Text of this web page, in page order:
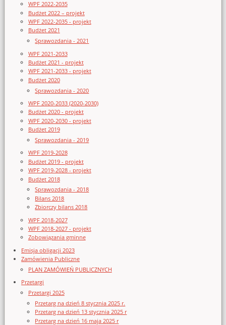
WPF 2022-2035
Budżet 2022 – projekt
WPF 2022-2035 - projekt
Budżet 2021
Sprawozdania - 2021
WPF 2021-2033
Budżet 2021 - projekt
WPF 2021-2033 - projekt
Budżet 2020
Sprawozdania - 2020
WPF 2020-2033 (2020-2030)
Budżet 2020 - projekt
WPF 2020-2030 - projekt
Budżet 2019
Sprawozdania - 2019
WPF 2019-2028
Budżet 2019 - projekt
WPF 2019-2028 - projekt
Budżet 2018
Sprawozdania - 2018
Bilans 2018
Zbiorczy bilans 2018
WPF 2018-2027
WPF 2018-2027 - projekt
Zobowiązania gminne
Emisja obligacji 2023
Zamówienia Publiczne
PLAN ZAMÓWIEŃ PUBLICZNYCH
Przetargi
Przetargi 2025
Przetarg na dzień 8 stycznia 2025 r.
Przetarg na dzień 13 stycznia 2025 r
Przetarg na dzień 16 maja 2025 r